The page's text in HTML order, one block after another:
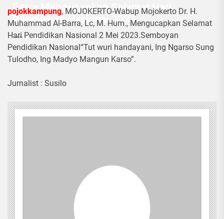
Barra Mengucapkan Selamat Hari
Pendidikan Nasional 2023
2 Mei 2023
pojokkampung, MOJOKERTO-Wabup Mojokerto Dr. H.
Muhammad Al-Barra, Lc, M. Hum., Mengucapkan Selamat
Hari Pendidikan Nasional 2 Mei 2023.Semboyan
Pendidikan Nasional“Tut wuri handayani, Ing Ngarso Sung
Tulodho, Ing Madyo Mangun Karso”.
Jurnalist : Susilo